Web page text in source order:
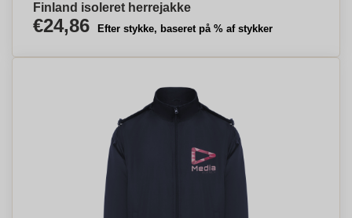
Finland isoleret herrejakke
€24,86 Efter stykke, baseret på % af stykker